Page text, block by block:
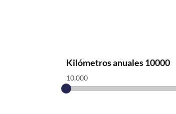
Kilómetros anuales10000
10.000